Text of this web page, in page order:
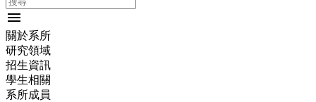
menu
關於系所
研究領域
招生資訊
學生相關
系所成員